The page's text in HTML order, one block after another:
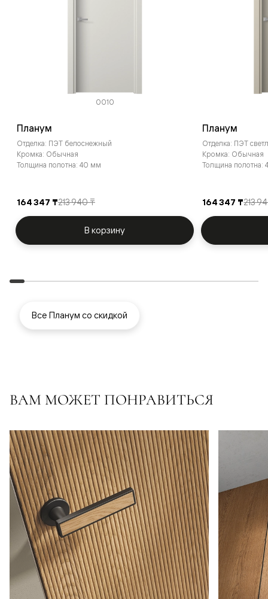
0010
Планум
Отделка: ПЭТ белоснежный
Кромка: Обычная
Толщина полотна: 40 мм
164 347 ₸213 940 ₸
В корзину
Планум
Отделка: ПЭТ
Кромка: Обычная
Толщина полотна:
164 347 ₸213
Все Планум со скидкой
ВАМ МОЖЕТ ПОНРАВИТЬСЯ